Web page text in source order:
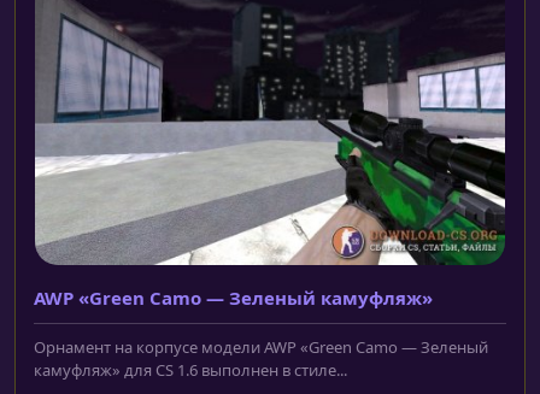
AWP «Green Camo — Зеленый камуфляж»
Орнамент на корпусе модели AWP «Green Camo — Зеленый
камуфляж» для CS 1.6 выполнен в стиле...